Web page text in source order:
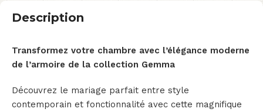
Description
Transformez votre chambre avec l’élégance moderne
de l’armoire de la collection Gemma
Découvrez le mariage parfait entre style
contemporain et fonctionnalité avec cette magnifique